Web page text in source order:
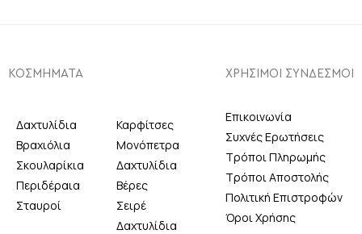
ΚΟΣΜΗΜΑΤΑ
Δαχτυλίδια
Βραχιόλια
Σκουλαρίκια
Περιδέραια
Σταυροί
Καρφίτσες
Μονόπετρα
Δαχτυλίδια
Βέρες
Σειρέ
Δαχτυλίδια
ΧΡΗΣΙΜΟΙ ΣΥΝΔΕΣΜΟΙ
Επικοινωνία
Συχνές Ερωτήσεις
Τρόποι Πληρωμής
Τρόποι Αποστολής
Πολιτική Επιστροφών
Όροι Χρήσης